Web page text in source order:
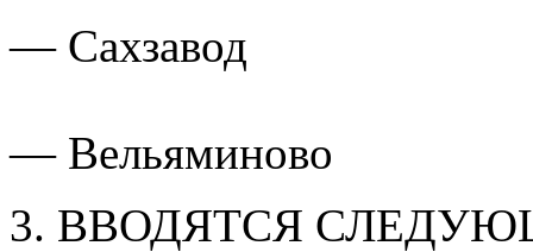
— Сахзавод
— Вельяминово
3. ВВОДЯТСЯ